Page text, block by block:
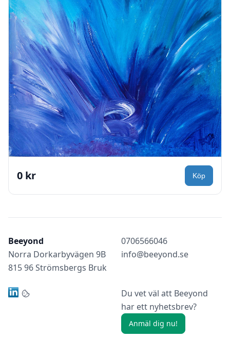
0 kr
Beeyond
Norra Dorkarbyvägen 9B
815 96 Strömsbergs Bruk
0706566046
info@beeyond.se
Du vet väl att Beeyond
har ett nyhetsbrev?
Anmäl dig nu!